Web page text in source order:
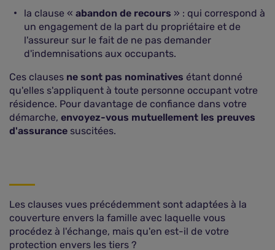
la clause « abandon de recours » : qui correspond à
un engagement de la part du propriétaire et de
l'assureur sur le fait de ne pas demander
d'indemnisations aux occupants.
Ces clauses ne sont pas nominatives étant donné
qu'elles s'appliquent à toute personne occupant votre
résidence. Pour davantage de confiance dans votre
démarche, envoyez-vous mutuellement les preuves
d'assurance suscitées.
Les clauses vues précédemment sont adaptées à la
couverture envers la famille avec laquelle vous
procédez à l'échange, mais qu'en est-il de votre
protection envers les tiers ?